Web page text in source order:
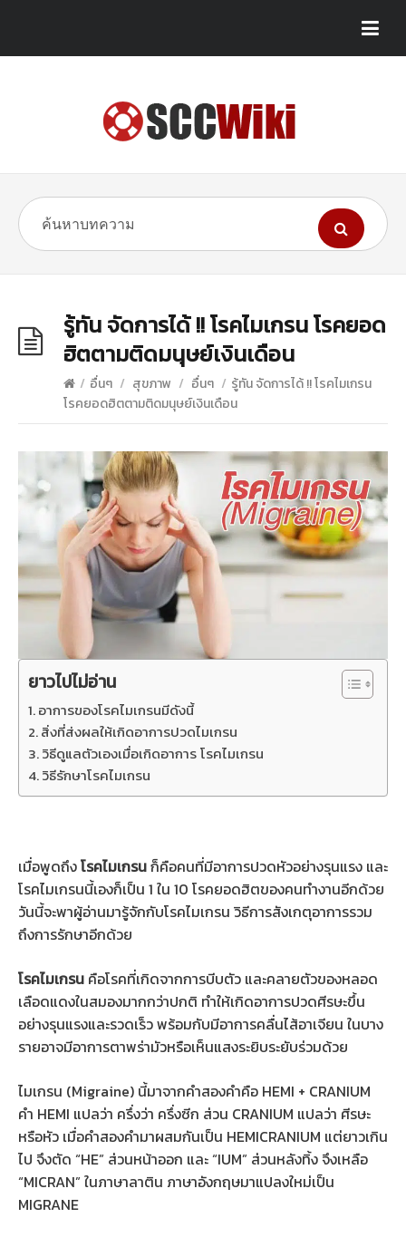
รู้ทัน จัดการได้ !! โรคไมเกรน โรคยอด
ฮิตตามติดมนุษย์เงินเดือน
/ อื่นๆ / สุขภาพ / อื่นๆ / รู้ทัน จัดการได้ !! โรคไมเกรน
โรคยอดฮิตตามติดมนุษย์เงินเดือน
ยาวไปไม่อ่าน
อาการของโรคไมเกรนมีดังนี้
สิ่งที่ส่งผลให้เกิดอาการปวดไมเกรน
วิธีดูแลตัวเองเมื่อเกิดอาการ โรคไมเกรน
วิธีรักษาโรคไมเกรน
เมื่อพูดถึงโรคไมเกรนก็คือคนที่มีอาการปวดหัวอย่างรุนแรง และ
โรคไมเกรนนี้เองก็เป็น 1 ใน 10 โรคยอดฮิตของคนทำงานอีกด้วย
วันนี้จะพาผู้อ่านมารู้จักกับโรคไมเกรน วิธีการสังเกตุอาการรวม
ถึงการรักษาอีกด้วย
โรคไมเกรน คือโรคที่เกิดจากการบีบตัว และคลายตัวของหลอด
เลือดแดงในสมองมากกว่าปกติ ทำให้เกิดอาการปวดศีรษะขึ้น
อย่างรุนแรงและรวดเร็ว พร้อมกับมีอาการคลื่นไส้อาเจียน ในบาง
รายอาจมีอาการตาพร่ามัวหรือเห็นแสงระยิบระยับร่วมด้วย
ไมเกรน (Migraine) นี้มาจากคำสองคำคือ HEMI + CRANIUM
คำ HEMI แปลว่า ครึ่งว่า ครึ่งซีก ส่วน CRANIUM แปลว่า ศีรษะ
หรือหัว เมื่อคำสองคำมาผสมกันเป็น HEMICRANIUM แต่ยาวเกิน
ไป จึงตัด “HE” ส่วนหน้าออก และ “IUM” ส่วนหลังทิ้ง จึงเหลือ
“MICRAN” ในภาษาลาติน ภาษาอังกฤษมาแปลงใหม่เป็น
MIGRANE